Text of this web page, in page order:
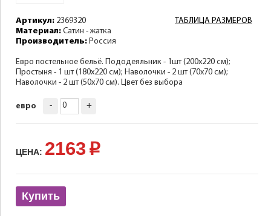
ТАБЛИЦА РАЗМЕРОВ
Артикул: 2369320
Материал: Сатин - жатка
Производитель: Россия
Евро постельное бельё. Пододеяльник - 1шт (200х220 см);
Простыня - 1 шт (180х220 см); Наволочки - 2 шт (70х70 см);
Наволочки - 2 шт (50х70 см). Цвет без выбора
евро - +
ЦЕНА: 2163 p
Купить